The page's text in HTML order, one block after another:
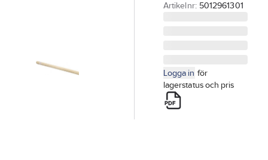
Artikelnr: 5012961301
Logga in för
lagerstatus och pris